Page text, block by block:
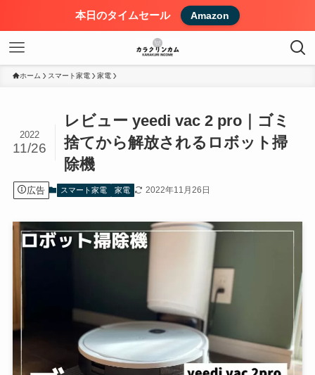
本日のタイムセール Amazon
ホーム スマート家電 家電
レビュー yeedi vac 2 pro｜ゴミ
捨てから解放されるロボット掃
除機
2022
11/26
広告 スマート家電 家電 2022年11月26日